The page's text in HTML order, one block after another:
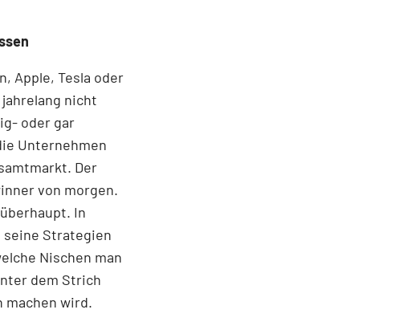
Apple, Tesla oder
nicht
oder gar
Unternehmen
Der
von morgen.
In
seine Strategien
Nischen man
dem Strich
machen wird.